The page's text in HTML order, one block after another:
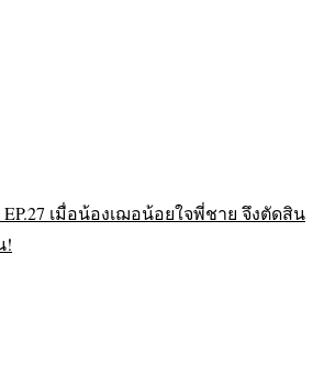
เมื่อน้องเฌอน้อยใจพี่ชาย จึงตัดสิน
!